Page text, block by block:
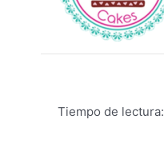
Tiempo de lectura: